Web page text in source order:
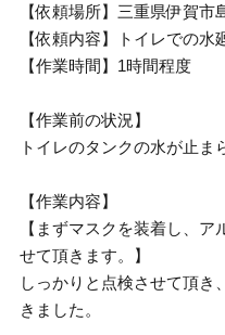
【依頼場所】三重県伊賀市
【依頼内容】トイレでの水
【作業時間】1時間程度
【作業前の状況】
トイレのタンクの水が止
【作業内容】
【まずマスクを装着し、
せて頂きます。】
しっかりと点検させて頂き
きました。